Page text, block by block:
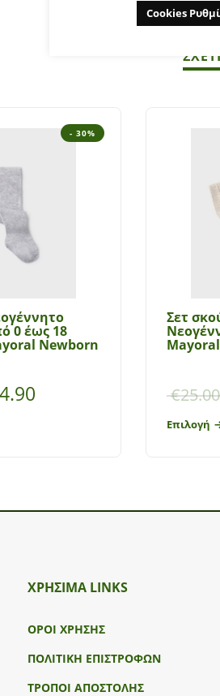
- 30%
0 έως 18
Newborn
4.90
Σετ
€25.00
Επιλογή
ΧΡΗΣΙΜΑ LINKS
ΟΡΟΙ ΧΡΗΣΗΣ
ΠΟΛΙΤΙΚΗ ΕΠΙΣΤΡΟΦΩΝ
ΤΡΟΠΟΙ ΑΠΟΣΤΟΛΗΣ
Cookies